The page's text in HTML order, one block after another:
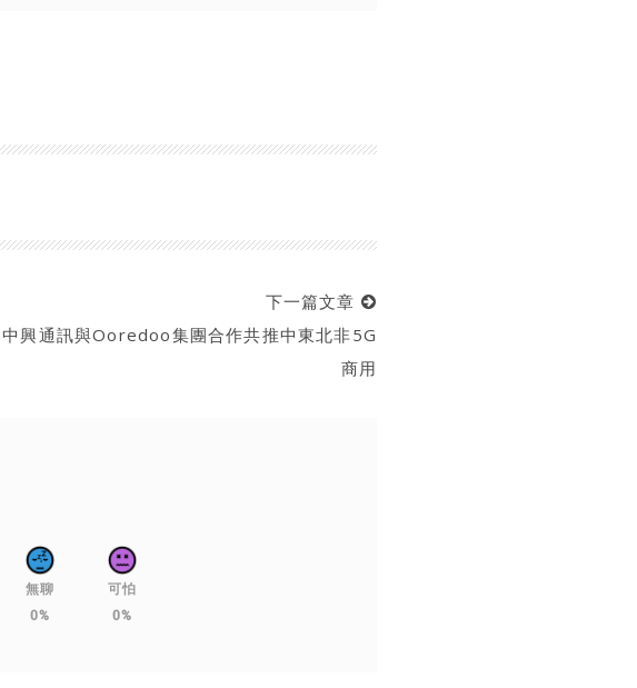
下一篇文章
中興通訊與Ooredoo集團合作共推中東北非5G
商用
無聊
0%
可怕
0%